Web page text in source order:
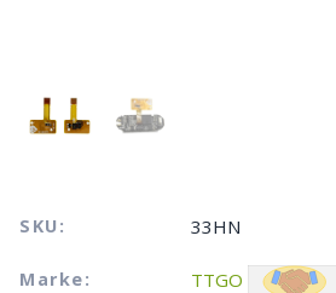
SKU: 33HN
Marke: TTGO